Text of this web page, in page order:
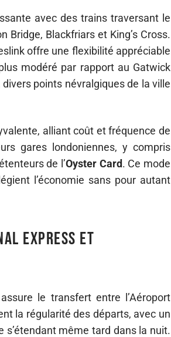
avec des trains traversant le
Blackfriars et King’s Cross.
offre une flexibilité appréciable
modéré par rapport au Gatwick
points névralgiques de la ville
alliant coût et fréquence de
gares londoniennes, y compris
de l’Oyster Card. Ce mode
l’économie sans pour autant
Express et
le transfert entre l’Aéroport
la régularité des départs, avec un
même tard dans la nuit.